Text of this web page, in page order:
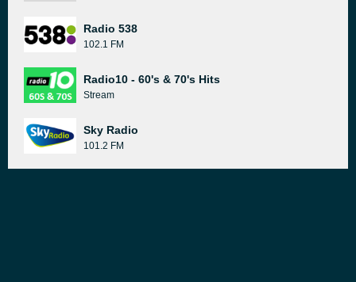
Radio 538
102.1 FM
Radio10 - 60's & 70's Hits
Stream
Sky Radio
101.2 FM